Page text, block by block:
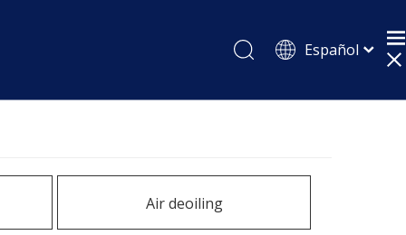
Español
Pусский
Air deoiling